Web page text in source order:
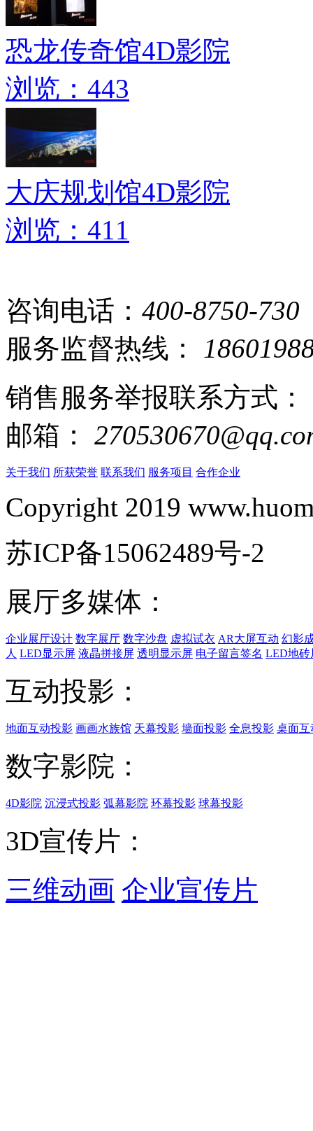
恐龙传奇馆4D影院
浏览：443
大庆规划馆4D影院
浏览：411
咨询电话： 400-8750-730
服务监督热线：
销售服务举报联系方式：
邮箱：
关于我们 所获荣誉 联系我们 服务项目 合作企业
Copyright 2019
苏ICP备15062489号-2
展厅多媒体：
企业展厅设计 数字展厅 数字沙盘 虚拟试衣 AR大屏互动 幻影
人 LED显示屏 液晶拼接屏 透明显示屏 电子留言签名 LED地砖
互动投影：
地面互动投影 画画水族馆 天幕投影 墙面投影 全息投影 桌面互
数字影院：
4D影院 沉浸式投影 弧幕影院 环幕投影 球幕投影
3D宣传片：
三维动画 企业宣传片